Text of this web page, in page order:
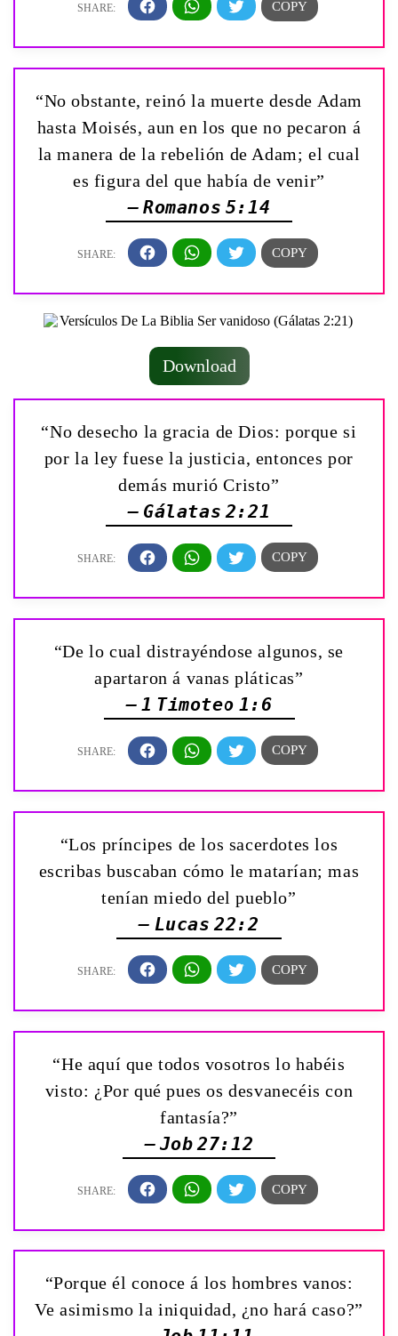
“No obstante, reinó la muerte desde Adam
hasta Moisés, aun en los que no pecaron á
la manera de la rebelión de Adam; el cual
es figura del que había de venir”
— Romanos 5:14
Download
“No desecho la gracia de Dios: porque si
por la ley fuese la justicia, entonces por
demás murió Cristo”
— Gálatas 2:21
“De lo cual distrayéndose algunos, se
apartaron á vanas pláticas”
— 1 Timoteo 1:6
“Los príncipes de los sacerdotes los
escribas buscaban cómo le matarían; mas
tenían miedo del pueblo”
— Lucas 22:2
“He aquí que todos vosotros lo habéis
visto: ¿Por qué pues os desvanecéis con
fantasía?”
— Job 27:12
“Porque él conoce á los hombres vanos:
Ve asimismo la iniquidad, ¿no hará caso?”